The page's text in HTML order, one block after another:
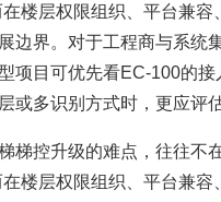
在楼层权限组织、平台兼容
边界。对于工程商与系统
项目可优先看EC-100的接
或多识别方式时，更应评
梯控升级的难点，往往不
在楼层权限组织、平台兼容